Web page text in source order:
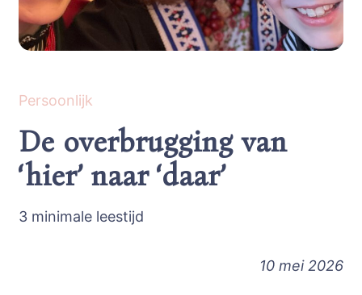
Persoonlijk
De overbrugging van
‘hier’ naar ‘daar’
3 minimale leestijd
10 mei 2026